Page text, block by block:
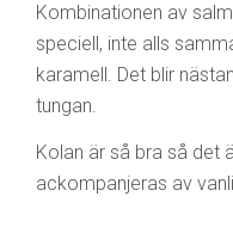
Kombinationen av
speciell, inte alls
karamell. Det blir
tungan.
Kolan är så bra så det
ackompanjeras av